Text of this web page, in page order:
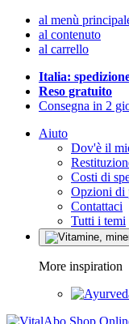
al menù
al contenuto
al carrello
Italia:
Reso gratuito
Consegna in 2
Aiuto
Dov'è il
Costi di
Opzioni di
Contattaci
Tutti i temi
More inspiration